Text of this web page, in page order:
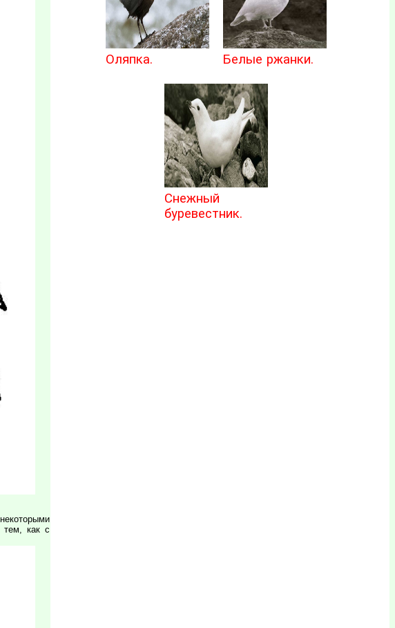
тем, как с
Оляпка. Белые ржанки.
Снежный
буревестник.